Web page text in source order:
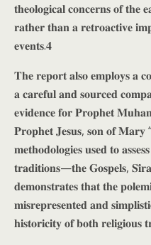
𝐭𝐡𝐞𝐨𝐥𝐨𝐠𝐢𝐜𝐚𝐥 𝐜𝐨𝐧𝐜𝐞𝐫𝐧𝐬 𝐨𝐟
𝐫𝐚𝐭𝐡𝐞𝐫 𝐭𝐡𝐚𝐧 𝐚 𝐫𝐞𝐭𝐫𝐨𝐚𝐜𝐭𝐢𝐯𝐞
𝐞𝐯𝐞𝐧𝐭𝐬.𝟒
𝐓𝐡𝐞 𝐫𝐞𝐩𝐨𝐫𝐭 𝐚𝐥𝐬𝐨 𝐞𝐦𝐩𝐥𝐨𝐲𝐬 𝐚
𝐚 𝐜𝐚𝐫𝐞𝐟𝐮𝐥 𝐚𝐧𝐝 𝐬𝐨𝐮𝐫𝐜𝐞𝐝
𝐞𝐯𝐢𝐝𝐞𝐧𝐜𝐞 𝐟𝐨𝐫 𝐏𝐫𝐨𝐩𝐡𝐞𝐭
𝐏𝐫𝐨𝐩𝐡𝐞𝐭 𝐉𝐞𝐬𝐮𝐬, 𝐬𝐨𝐧 𝐨𝐟
𝐦𝐞𝐭𝐡𝐨𝐝𝐨𝐥𝐨𝐠𝐢𝐞𝐬 𝐮𝐬𝐞𝐝 𝐭𝐨
𝐭𝐫𝐚𝐝𝐢𝐭𝐢𝐨𝐧𝐬—𝐭𝐡𝐞 𝐆𝐨𝐬𝐩𝐞𝐥𝐬,
𝐝𝐞𝐦𝐨𝐧𝐬𝐭𝐫𝐚𝐭𝐞𝐬 𝐭𝐡𝐚𝐭 𝐭𝐡𝐞
𝐦𝐢𝐬𝐫𝐞𝐩𝐫𝐞𝐬𝐞𝐧𝐭𝐞𝐝 𝐚𝐧𝐝
𝐡𝐢𝐬𝐭𝐨𝐫𝐢𝐜𝐢𝐭𝐲 𝐨𝐟 𝐛𝐨𝐭𝐡 𝐫𝐞𝐥𝐢𝐠𝐢𝐨𝐮𝐬